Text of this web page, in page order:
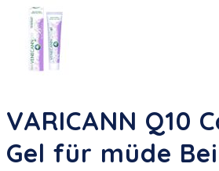
VARICANN Q10
Gel für müde